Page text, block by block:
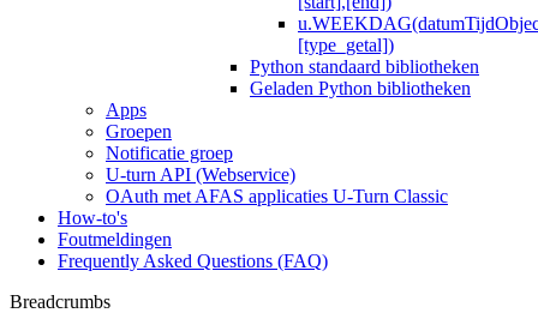
[type_getal])
Python standaard bibliotheken
Geladen Python bibliotheken
Apps
Groepen
Notificatie groep
U-turn API (Webservice)
OAuth met AFAS applicaties U-Turn Classic
How-to's
Foutmeldingen
Frequently Asked Questions (FAQ)
Breadcrumbs